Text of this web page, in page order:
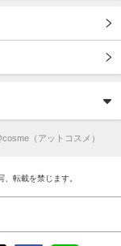
（アットコスメ）
転載を禁じます。